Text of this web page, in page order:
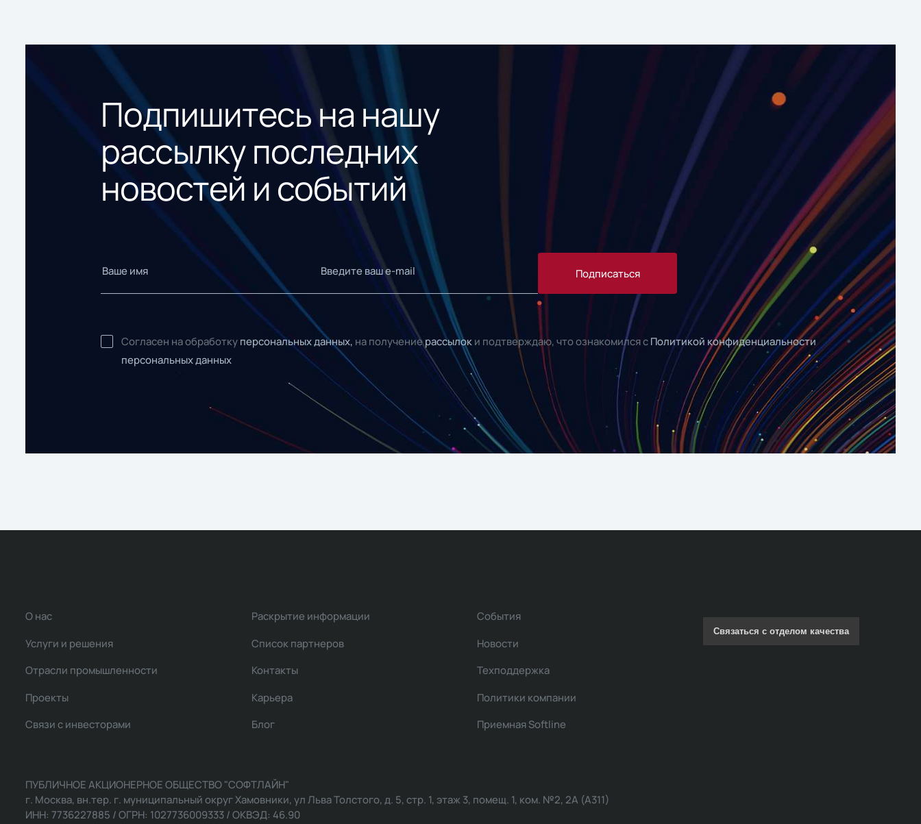
Подпишитесь на нашу
рассылку последних
новостей и событий
Подписаться
Согласен на обработку персональных данных, на получениерассылок и подтверждаю, что ознакомился с Политикой конфиденциальности
персональных данных
О нас
Услуги и решения
Отрасли промышленности
Проекты
Связи с инвесторами
Раскрытие информации
Список партнеров
Контакты
Карьера
Блог
События
Новости
Техподдержка
Политики компании
Приемная Softline
Связаться с отделом качества
ПУБЛИЧНОЕ АКЦИОНЕРНОЕ ОБЩЕСТВО "СОФТЛАЙН"
г. Москва, вн.тер. г. муниципальный округ Хамовники, ул Льва Толстого, д. 5, стр. 1, этаж 3, помещ. 1, ком. №2, 2А (А311)
ИНН: 7736227885 / ОГРН: 1027736009333 / ОКВЭД: 46.90